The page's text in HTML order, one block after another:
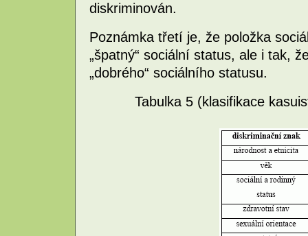
diskriminován.
Poznámka třetí je, že položka
„špatný“ sociální status, ale i tak,
„dobrého“ sociálního statusu.
Tabulka 5 (klasifikace